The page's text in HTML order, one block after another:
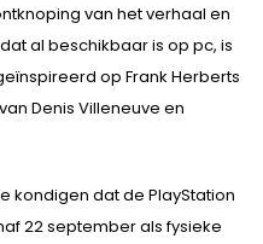
van het verhaal en
al beschikbaar is op pc, is
op Frank Herberts
Denis Villeneuve en
kondigen dat de PlayStation
22 september als fysieke